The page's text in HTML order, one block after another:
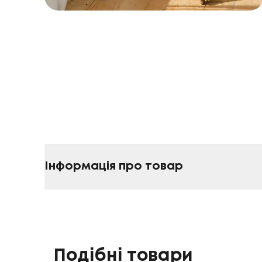
Інформація про товар
Подібні товари